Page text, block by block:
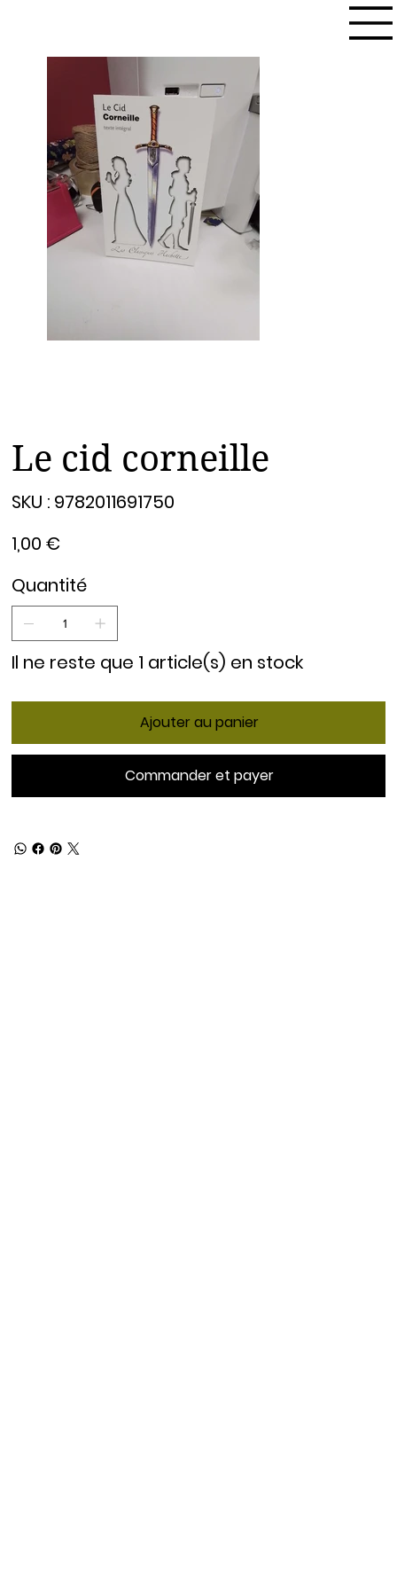
Le cid corneille
SKU : 9782011691750
9782011691750
1,00 €
Quantité
Il ne reste que 1 article(s) en stock
Ajouter au panier
Commander et payer